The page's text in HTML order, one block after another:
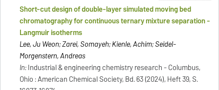
Short-cut design of double-layer simulated moving bed
chromatography for continuous ternary mixture separation -
Langmuir isotherms
Lee, Ju Weon; Zarei, Somayeh; Kienle, Achim; Seidel-
Morgenstern, Andreas
In:Industrial & engineering chemistry research - Columbus,
Ohio : American Chemical Society, Bd. 63 (2024), Heft 39, S.